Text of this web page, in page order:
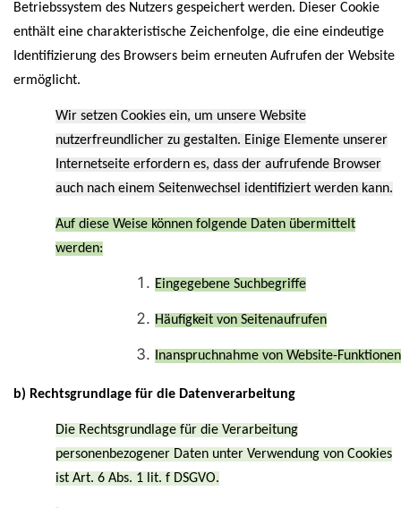
Betriebssystem des Nutzers gespeichert werden. Dieser Cookie
enthält eine charakteristische Zeichenfolge, die eine eindeutige
Identifizierung des Browsers beim erneuten Aufrufen der Website
ermöglicht.
Wir setzen Cookies ein, um unsere Website
nutzerfreundlicher zu gestalten. Einige Elemente unserer
Internetseite erfordern es, dass der aufrufende Browser
auch nach einem Seitenwechsel identifiziert werden kann.
Auf diese Weise können folgende Daten übermittelt
werden:
Eingegebene Suchbegriffe
Häufigkeit von Seitenaufrufen
Inanspruchnahme von Website-Funktionen
b) Rechtsgrundlage für die Datenverarbeitung
Die Rechtsgrundlage für die Verarbeitung
personenbezogener Daten unter Verwendung von Cookies
ist Art. 6 Abs. 1 lit. f DSGVO.